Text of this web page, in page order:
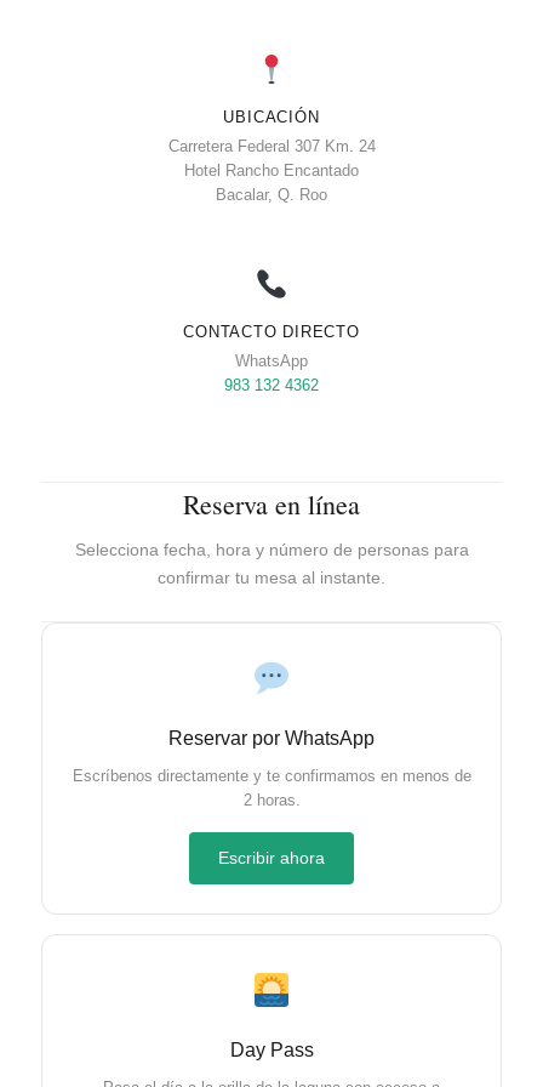
UBICACIÓN
Carretera Federal 307 Km. 24
Hotel Rancho Encantado
Bacalar, Q. Roo
CONTACTO DIRECTO
WhatsApp
983 132 4362
Reserva en línea
Selecciona fecha, hora y número de personas para
confirmar tu mesa al instante.
Reservar por WhatsApp
Escríbenos directamente y te confirmamos en menos de
2 horas.
Escribir ahora
Day Pass